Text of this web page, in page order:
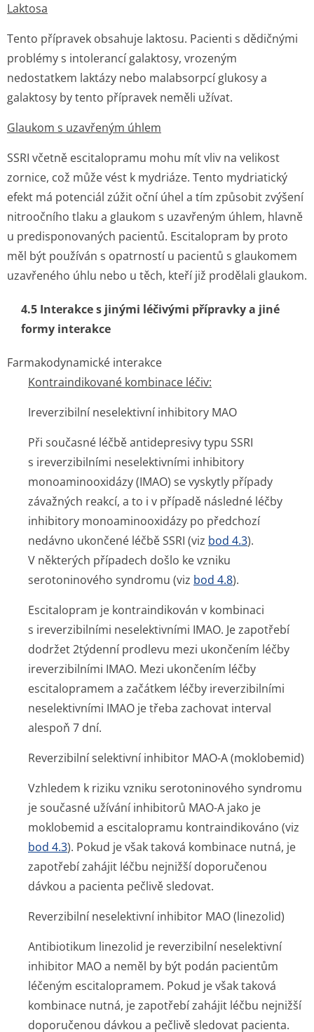
Laktosa
Tento přípravek obsahuje laktosu. Pacienti s dědičnými
problémy s intolerancí galaktosy, vrozeným
nedostatkem laktázy nebo malabsorpcí glukosy a
galaktosy by tento přípravek neměli užívat.
Glaukom s uzavřeným úhlem
SSRI včetně escitalopramu mohu mít vliv na velikost
zornice, což může vést k mydriáze. Tento mydriatický
efekt má potenciál zúžit oční úhel a tím způsobit zvýšení
nitroočního tlaku a glaukom s uzavřeným úhlem, hlavně
u predisponovaných pacientů. Escitalopram by proto
měl být používán s opatrností u pacientů s glaukomem
uzavřeného úhlu nebo u těch, kteří již prodělali glaukom.
4.5 Interakce s jinými léčivými přípravky a jiné
formy interakce
Farmakodynamické interakce
Kontraindikované kombinace léčiv:
Ireverzibilní neselektivní inhibitory MAO
Při současné léčbě antidepresivy typu SSRI
s ireverzibilními neselektivními inhibitory
monoaminooxidázy (IMAO) se vyskytly případy
závažných reakcí, a to i v případě následné léčby
inhibitory monoaminooxidázy po předchozí
nedávno ukončené léčbě SSRI (viz bod 4.3).
V některých případech došlo ke vzniku
serotoninového syndromu (viz bod 4.8).
Escitalopram je kontraindikován v kombinaci
s ireverzibilními neselektivními IMAO. Je zapotřebí
dodržet 2týdenní prodlevu mezi ukončením léčby
ireverzibilními IMAO. Mezi ukončením léčby
escitalopramem a začátkem léčby ireverzibilními
neselektivními IMAO je třeba zachovat interval
alespoň 7 dní.
Reverzibilní selektivní inhibitor MAO-A (moklobemid)
Vzhledem k riziku vzniku serotoninového syndromu
je současné užívání inhibitorů MAO-A jako je
moklobemid a escitalopramu kontraindikováno (viz
bod 4.3). Pokud je však taková kombinace nutná, je
zapotřebí zahájit léčbu nejnižší doporučenou
dávkou a pacienta pečlivě sledovat.
Reverzibilní neselektivní inhibitor MAO (linezolid)
Antibiotikum linezolid je reverzibilní neselektivní
inhibitor MAO a neměl by být podán pacientům
léčeným escitalopramem. Pokud je však taková
kombinace nutná, je zapotřebí zahájit léčbu nejnižší
doporučenou dávkou a pečlivě sledovat pacienta.